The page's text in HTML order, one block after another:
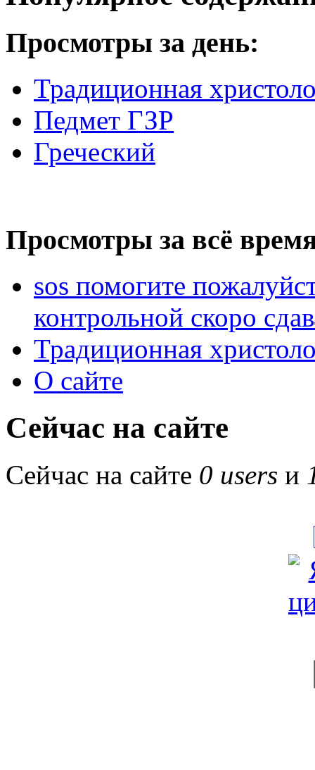
Просмотры за день:
Традиционная
Педмет ГЗР
Греческий
Просмотры за всё
sos помогите
контрольной скоро
Традиционная
О сайте
Сейчас на сайте
Сейчас на сайте 0 users и